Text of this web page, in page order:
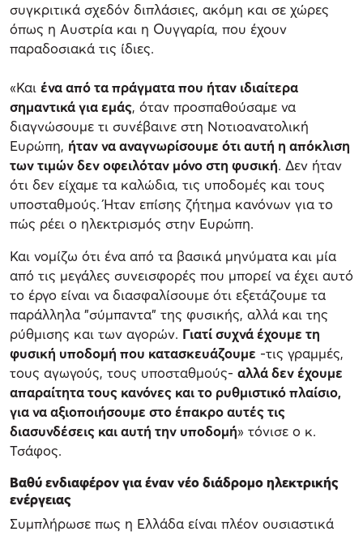
συγκριτικά σχεδόν διπλάσιες, ακόμη και σε χώρες
όπως η Αυστρία και η Ουγγαρία, που έχουν
παραδοσιακά τις ίδιες.
«Και ένα από τα πράγματα που ήταν ιδιαίτερα
σημαντικά για εμάς, όταν προσπαθούσαμε να
διαγνώσουμε τι συνέβαινε στη Νοτιοανατολική
Ευρώπη, ήταν να αναγνωρίσουμε ότι αυτή η απόκλιση
των τιμών δεν οφειλόταν μόνο στη φυσική. Δεν ήταν
ότι δεν είχαμε τα καλώδια, τις υποδομές και τους
υποσταθμούς. Ήταν επίσης ζήτημα κανόνων για το
πώς ρέει ο ηλεκτρισμός στην Ευρώπη.
Και νομίζω ότι ένα από τα βασικά μηνύματα και μία
από τις μεγάλες συνεισφορές που μπορεί να έχει αυτό
το έργο είναι να διασφαλίσουμε ότι εξετάζουμε τα
παράλληλα "σύμπαντα" της φυσικής, αλλά και της
ρύθμισης και των αγορών. Γιατί συχνά έχουμε τη
φυσική υποδομή που κατασκευάζουμε -τις γραμμές,
τους αγωγούς, τους υποσταθμούς- αλλά δεν έχουμε
απαραίτητα τους κανόνες και το ρυθμιστικό πλαίσιο,
για να αξιοποιήσουμε στο έπακρο αυτές τις
διασυνδέσεις και αυτή την υποδομή» τόνισε ο κ.
Τσάφος.
Βαθύ ενδιαφέρον για έναν νέο διάδρομο ηλεκτρικής
ενέργειας
Συμπλήρωσε πως η Ελλάδα είναι πλέον ουσιαστικά